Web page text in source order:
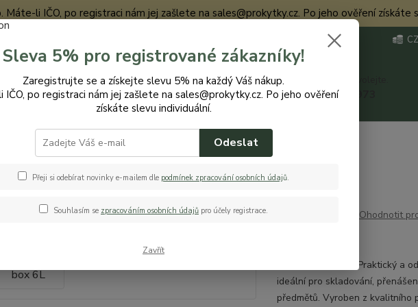
Máte-li IČO, po registraci nám jej zašlete na sales@prokytky.cz. Po jeho ověření
Hledat Nevíte si rady? Zavolejte.
+420 774 544 973
Krabičky a boxy Drina Java box 6L
Java box 6L
Ohodnotit
Drina Java Box 6 L Praktický a
ideální pro skladování,
předmětů. Vyroben z kvalitního
Sleva 5% pro registrované zákazníky!
Zaregistrujte se a získejte slevu 5% na každý Váš nákup.
IČO, po registraci nám jej zašlete na sales@prokytky.cz. Po jeho ověření
získáte slevu individuální.
Odeslat
Přeji si odebírat novinky e-mailem dle podmínek zpracování osobních údajů.
Souhlasím se zpracováním osobních údajů pro účely registrace.
Zavřít